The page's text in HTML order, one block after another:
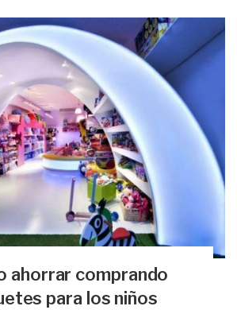
ahorrar comprando
para los niños